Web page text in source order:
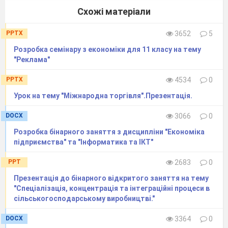
яку ще ми можемо взяти інформацію
Яка інформація повинна міститись на етикетках
. До нас завітали представники спілки консьюмерів,
які розкажуть
про що нам говорять значки…..
Дякую
Хочу звернути увагу , що в сучасному світі торгівля
набуває таких особливостей ;
більш швидкі темпи зростання торгівля порівняно
прискорення зростання обсягів торгівлі
товарами та послугами
розширення асортименту товарів
Різноманітність цін
збільшення частки взаємної торгівлі між
розвиненими країнами.
Ми знаємо що
споживача поступають товари і
вітчизняного ,
і
Схожі матеріали
PPTX 3652
5
Розробка семінару з економіки для 11 класу на тему
"Реклама"
PPTX 4534
0
Урок на тему "Міжнародна торгівля".Презентація.
DOCX 3066
0
Розробка бінарного заняття з дисципліни "Економіка
підприємства" та "Інформатика та ІКТ"
PPT 2683
0
Презентація до бінарного відкритого заняття на тему
"Спеціалізація, концентрація та інтеграційні процеси в
сільськогосподарському виробництві."
DOCX 3364
0